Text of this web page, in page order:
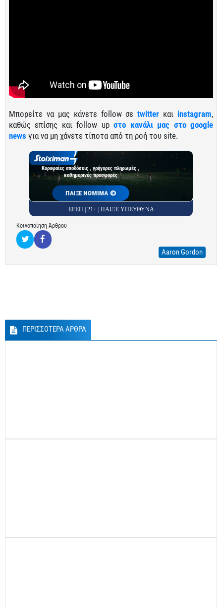
Μπορείτε να μας κάνετε follow σεtwitter και instagram,
καθώς επίσης και follow upστο κανάλι μας στο google
news για να μη χάνετε τίποτα από τη ροή του site.
Κορυφαίες αποδόσεις , γρήγορες πληρωμές ,
καθημερινές προσφορές
ΠΑΙΞΕ ΝΟΜΙΜΑ
ΕΕΕΠ | 21+ | ΠΑΙΞΕ ΥΠΕΥΘΥΝΑ
Κοινοποίηση Άρθρου
Aaron Gordon
ΠΕΡΙΣΣΟΤΕΡΑ ΑΡΘΡΑ